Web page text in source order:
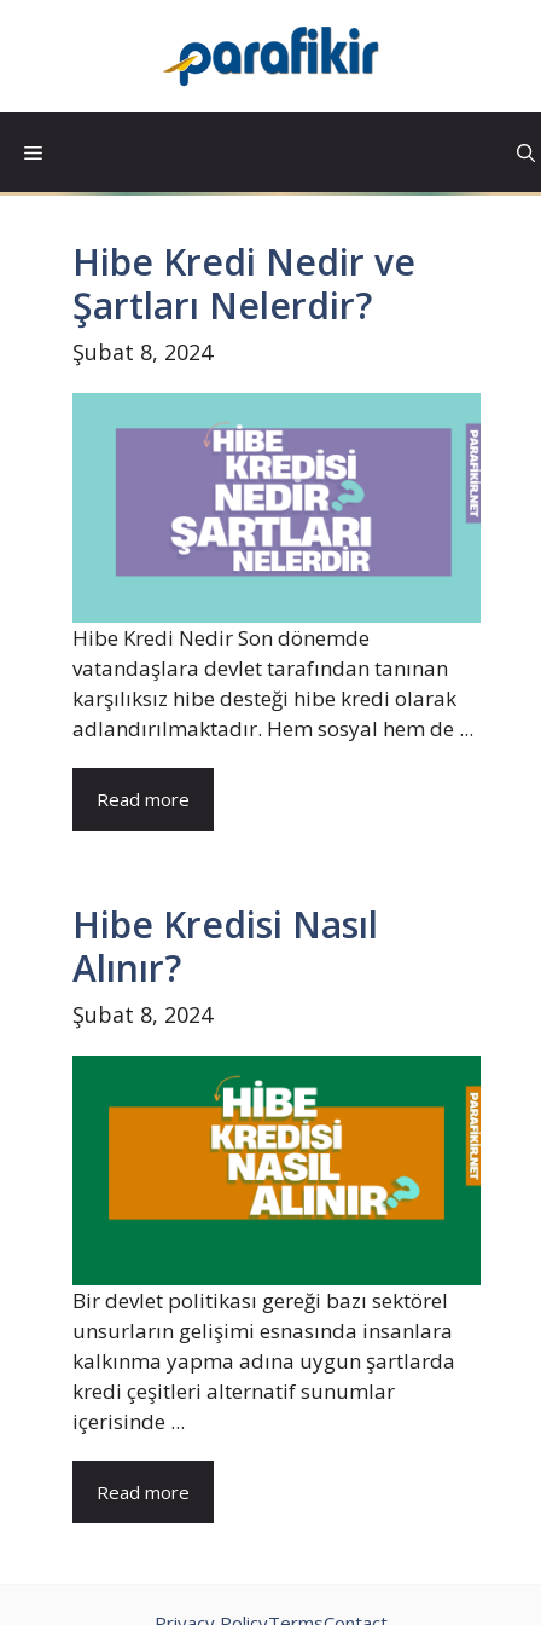
Hibe Kredi Nedir ve
Şartları Nelerdir?
Şubat 8, 2024
Hibe Kredi Nedir Son dönemde
vatandaşlara devlet tarafından tanınan
karşılıksız hibe desteği hibe kredi olarak
adlandırılmaktadır. Hem sosyal hem de ...
Read more
Hibe Kredisi Nasıl
Alınır?
Şubat 8, 2024
Bir devlet politikası gereği bazı sektörel
unsurların gelişimi esnasında insanlara
kalkınma yapma adına uygun şartlarda
kredi çeşitleri alternatif sunumlar
içerisinde ...
Read more